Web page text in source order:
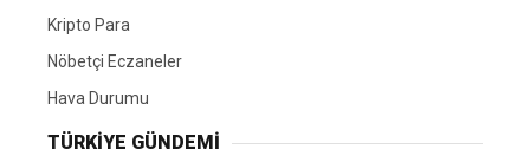
Kripto Para
Nöbetçi Eczaneler
Hava Durumu
TÜRKIYE GÜNDEMI